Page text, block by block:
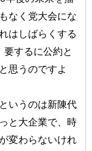
なく党大会にな
はしばらくする
要するに公約と
思うのですよ
いうのは新陳代
と大企業で、時
変わらないけれ